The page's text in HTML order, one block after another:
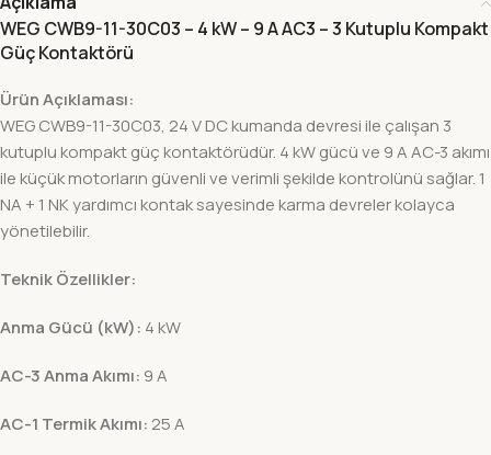
WEG CWB9-11-30C03 – 4 kW – 9 A AC3 – 3 Kutuplu Kompakt
Güç Kontaktörü
Ürün Açıklaması:
WEG CWB9-11-30C03, 24 V DC kumanda devresi ile çalışan 3
kutuplu kompakt güç kontaktörüdür. 4 kW gücü ve 9 A AC-3 akımı
ile küçük motorların güvenli ve verimli şekilde kontrolünü sağlar. 1
NA + 1 NK yardımcı kontak sayesinde karma devreler kolayca
yönetilebilir.
Teknik Özellikler:
Anma Gücü (kW): 4 kW
AC-3 Anma Akımı: 9 A
AC-1 Termik Akımı: 25 A